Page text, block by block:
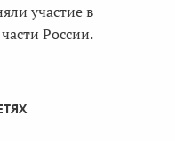
участие в
России.